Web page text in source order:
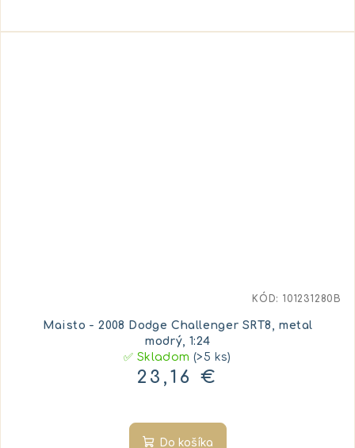
Maisto - 2008 Dodge Challenger SRT8, metal
modrý, 1:24
✅ Skladom(>5 ks)
23,16 €
Do košíka
KÓD: 101231280B